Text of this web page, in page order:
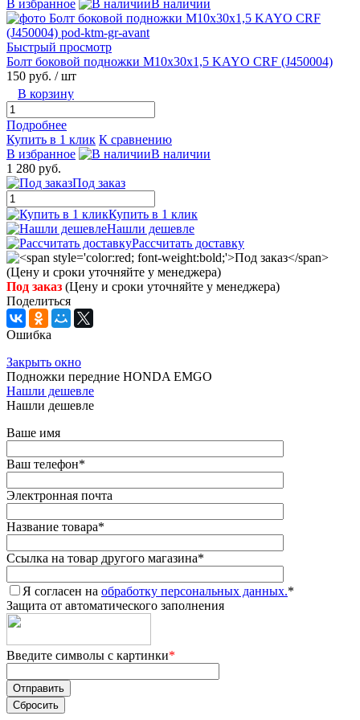
В избранное В наличии
Быстрый просмотр
Болт боковой подножки М10х30х1,5 KAYO CRF (J450004)
150 руб. / шт
В корзину
Подробнее
Купить в 1 клик К сравнению
В избранное
В наличии
1 280 руб.
Под заказ
Купить в 1 клик
Нашли дешевле
Рассчитать доставку
Под заказ (Цену и сроки уточняйте у менеджера)
Поделиться
Ошибка
Закрыть окно
Подножки передние HONDA EMGO
Нашли дешевле
Нашли дешевле
Ваше имя
Ваш телефон*
Электронная почта
Название товара*
Ссылка на товар другого магазина*
Я согласен на обработку персональных данных.*
Защита от автоматического заполнения
Введите символы с картинки*